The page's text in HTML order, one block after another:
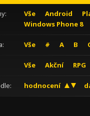
Vše Android
Windows Phone 8
Vše # A B
Vše Akční RPG
hodnocení